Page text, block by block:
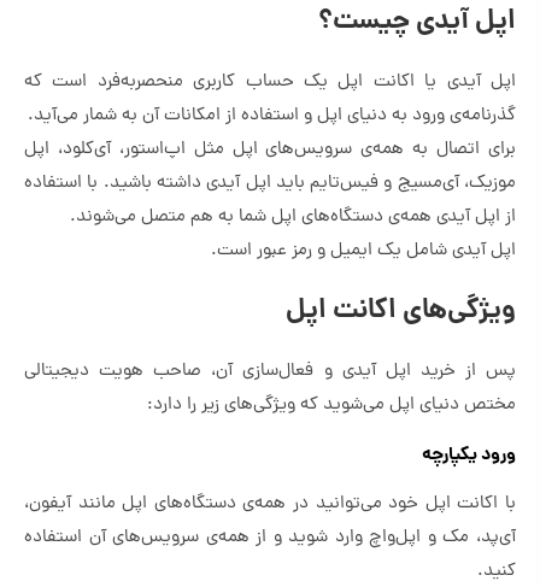
اپل آیدی چیست؟
اپل آیدی یا اکانت اپل یک حساب کاربری منحصربه‌فرد است که
گذرنامه‌ی ورود به دنیای اپل و استفاده از امکانات آن به شمار می‌آید.
برای اتصال به همه‌ی سرویس‌های اپل مثل اپ‌استور، آی‌کلود، اپل
موزیک، آی‌مسیج و فیس‌تایم باید اپل آیدی داشته باشید. با استفاده
از اپل آیدی همه‌ی دستگاه‌های اپل شما به هم متصل می‌شوند.
اپل آیدی شامل یک ایمیل و رمز عبور است.
ویژگی‌های اکانت اپل
پس از خرید اپل آیدی و فعال‌سازی آن، صاحب هویت دیجیتالی
مختص دنیای اپل می‌شوید که ویژگی‌های زیر را دارد:
ورود یکپارچه
با اکانت اپل خود می‌توانید در همه‌ی دستگاه‌های اپل مانند آیفون،
آی‌پد، مک و اپل‌واچ وارد شوید و از همه‌ی سرویس‌های آن استفاده
کنید.